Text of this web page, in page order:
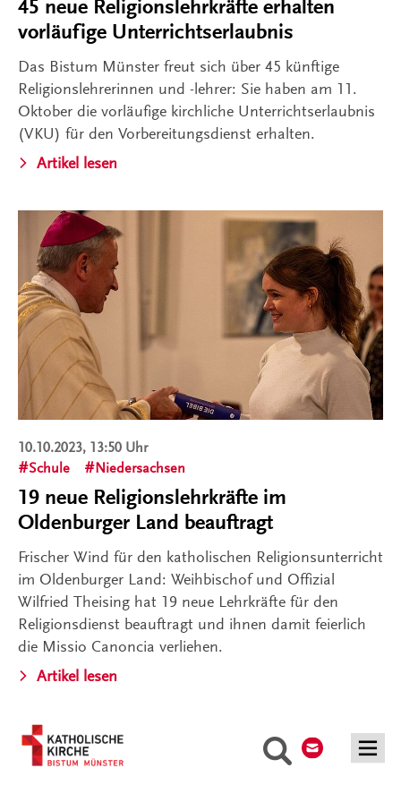
Suche
45 neue Religionslehrkräfte erhalten
vorläufige Unterrichtserlaubnis
Das Bistum Münster freut sich über 45 künftige
Religionslehrerinnen und -lehrer: Sie haben am 11.
Oktober die vorläufige kirchliche Unterrichtserlaubnis
(VKU) für den Vorbereitungsdienst erhalten.
Artikel lesen
10.10.2023, 13:50 Uhr
Schule
Niedersachsen
19 neue Religionslehrkräfte im
Oldenburger Land beauftragt
Frischer Wind für den katholischen Religionsunterricht
im Oldenburger Land: Weihbischof und Offizial
Wilfried Theising hat 19 neue Lehrkräfte für den
Religionsdienst beauftragt und ihnen damit feierlich
die Missio Canoncia verliehen.
Artikel lesen